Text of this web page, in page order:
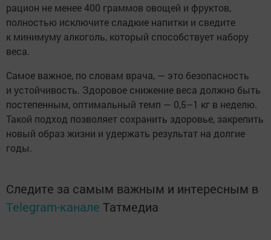
рацион не менее 400 граммов овощей и фруктов,
полностью исключите сладкие напитки и сведите
к минимуму алкоголь, который способствует набору
веса.
Самое важное, по словам врача, — это безопасность
и устойчивость. Здоровое снижение веса должно быть
постепенным, оптимальный темп — 0,5–1 кг в неделю.
Такой подход позволяет сохранить здоровье, закрепить
новый образ жизни и удержать результат на долгие
годы.
Следите за самым важным и интересным в
Telegram-канале Татмедиа